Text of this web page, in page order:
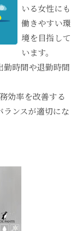
いる女性にも
働きやすい環
境を目指して
います。
勤時間や退勤時間
効率を改善する
ンスが適切にな